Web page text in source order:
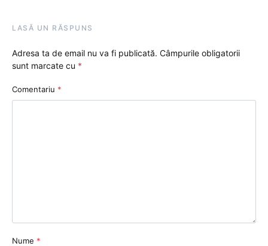
LASĂ UN RĂSPUNS
Adresa ta de email nu va fi publicată. Câmpurile obligatorii
sunt marcate cu *
Comentariu *
Nume *